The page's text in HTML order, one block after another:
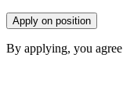
Apply on position
By applying, you